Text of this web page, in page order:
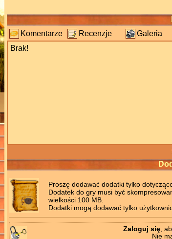
Komentarze
Recenzje Galeria
Brak!
Proszę dodawać dodatki tylko
Dodatek do gry musi być
wielkości 100 MB.
Dodatki mogą dodawać tylko
Zaloguj się,
Nie